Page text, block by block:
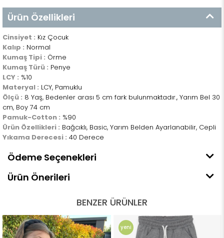
Ürün Özellikleri
Cinsiyet : Kız Çocuk
Kalıp : Normal
Kumaş Tipi : Örme
Kumaş Türü : Penye
LCY : %10
Materyal : LCY, Pamuklu
Ölçü : 8 Yaş, Bedenler arası 5 cm fark bulunmaktadır., Yarım Bel 30
cm, Boy 74 cm
Pamuk-Cotton : %90
Ürün Özellikleri : Bağcıklı, Basic, Yarım Belden Ayarlanabilir, Cepli
Yıkama Derecesi : 40 Derece
Ödeme Seçenekleri
Ürün Önerileri
BENZER ÜRÜNLER
yeni